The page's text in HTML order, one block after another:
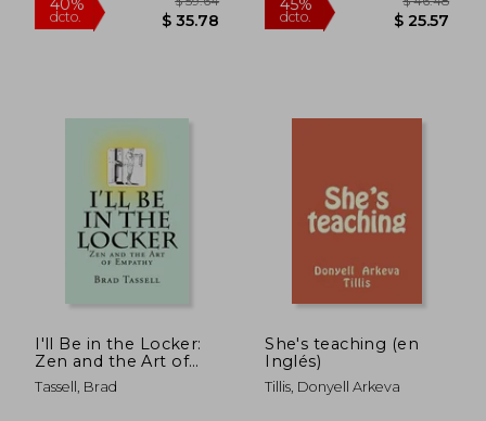
40%
dcto.
I'll Be in the Locker:
Zen and the Art of
Empathy (en Inglés)
Tassell, Brad
She's teaching (en
Inglés)
Tillis, Donyell Arkeva